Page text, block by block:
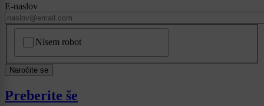
E-naslov
Nisem robot
Naročite se
Preberite še